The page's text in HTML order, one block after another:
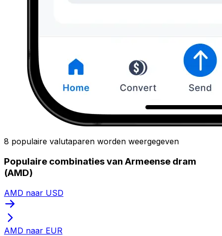
8 populaire valutaparen worden weergegeven
Populaire combinaties van Armeense dram
(AMD)
AMD naar USD
AMD naar EUR